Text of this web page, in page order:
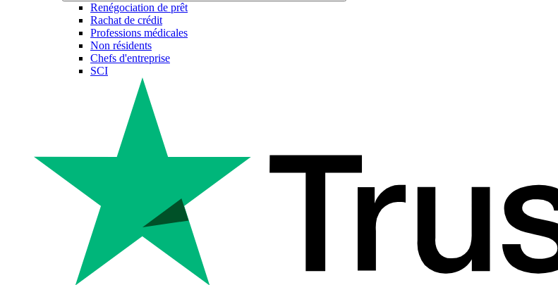
Renégociation de prêt
Rachat de crédit
Professions médicales
Non résidents
Chefs d'entreprise
SCI